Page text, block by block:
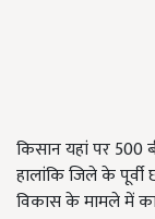
किसान यहां पर 500
हालांकि जिले के पूर्वी
विकास के मामले में